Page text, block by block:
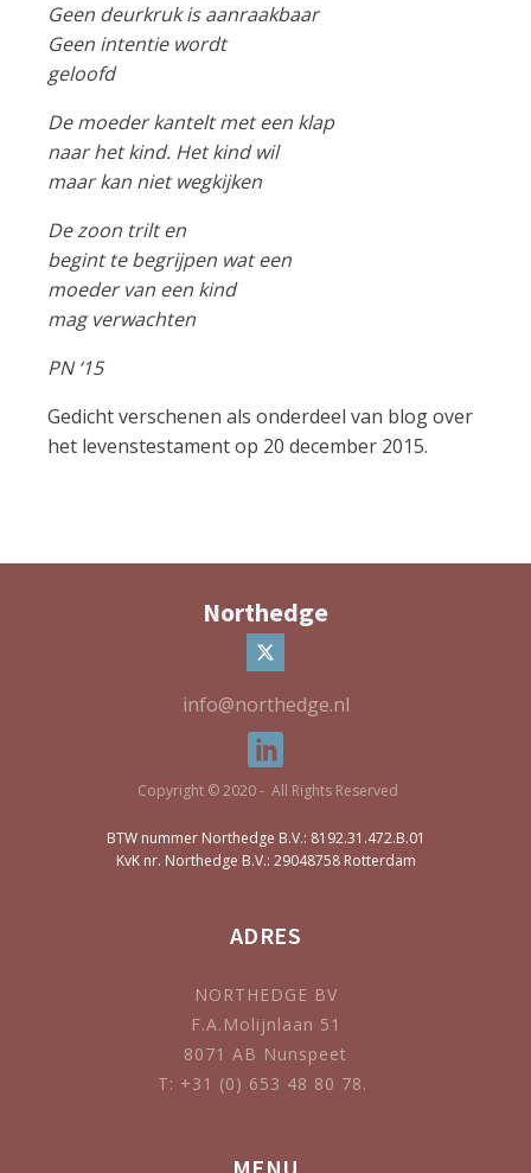
Geen deurkruk is aanraakbaar
Geen intentie wordt
geloofd
De moeder kantelt met een klap
naar het kind. Het kind wil
maar kan niet wegkijken
De zoon trilt en
begint te begrijpen wat een
moeder van een kind
mag verwachten
PN ‘15
Gedicht verschenen als onderdeel van blog over
het levenstestament op 20 december 2015.
Northedge
info@northedge.nl
Copyright © 2020 - All Rights Reserved
BTW nummer Northedge B.V.: 8192.31.472.B.01
KvK nr. Northedge B.V.: 29048758 Rotterdam
ADRES
NORTHEDGE BV
F.A.Molijnlaan 51
8071 AB Nunspeet
T: +31 (0) 653 48 80 78.